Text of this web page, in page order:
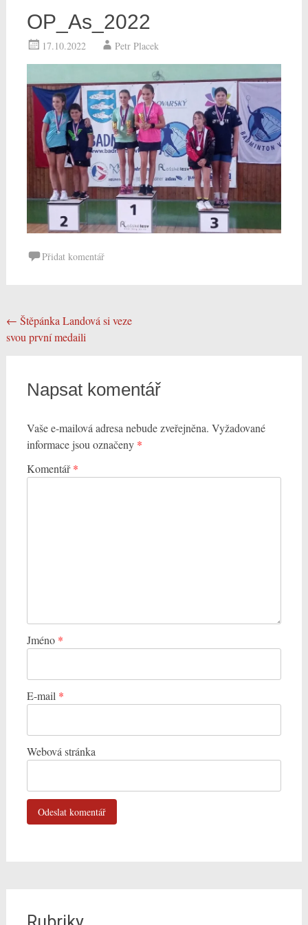
OP_As_2022
17.10.2022 Petr Placek
Post
navigation
← Štěpánka Landová si veze
svou první medaili
Napsat komentář
Vaše e-mailová adresa nebude zveřejněna. Vyžadované
informace jsou označeny *
Komentář*
Jméno *
E-mail *
Webová stránka